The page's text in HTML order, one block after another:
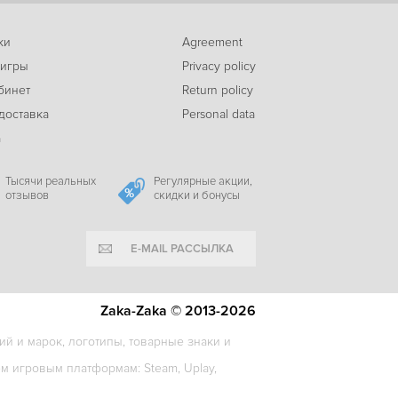
American Truck Simulator - New Mexico 713c
Agreement
Privacy policy
Return policy
Personal data
Тысячи реальных
отзывов
Регулярные акции,
скидки и бонусы
E-MAIL РАССЫЛКА
и марок, логотипы, товарные знаки и
игровым платформам: Steam, Uplay,
Zaka-Zaka © 2013-2026